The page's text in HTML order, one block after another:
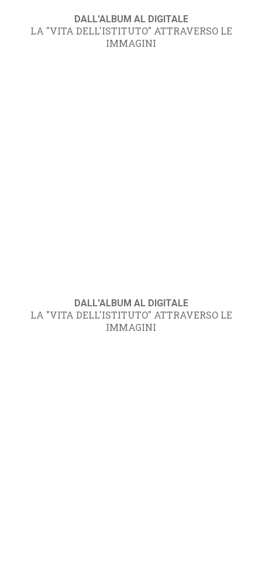
DALL'ALBUM AL DIGITALE
LA "VITA DELL'ISTITUTO" ATTRAVERSO LE
IMMAGINI
DALL'ALBUM AL DIGITALE
LA "VITA DELL'ISTITUTO" ATTRAVERSO LE
IMMAGINI